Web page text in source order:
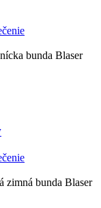
bunda Blaser
zimná bunda Blaser